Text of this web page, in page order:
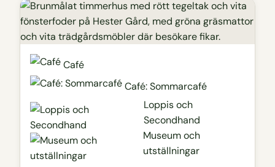
Café
Café: Sommarcafé
Loppis och
Secondhand
Museum och
utställningar